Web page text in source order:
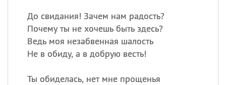
До свидания! Зачем нам радость?
Почему ты не хочешь быть здесь?
Ведь моя незабвенная шалость
Не в обиду, а в добрую весть!
Ты обиделась, нет мне прощенья